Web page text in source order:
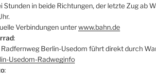
Stunden in beide Richtungen, der letzte Zug ab
Verbindungen unterwww.bahn.de
:
Radfernweg Berlin-Usedom führt direkt durch
Usedom-Radweginfo
: